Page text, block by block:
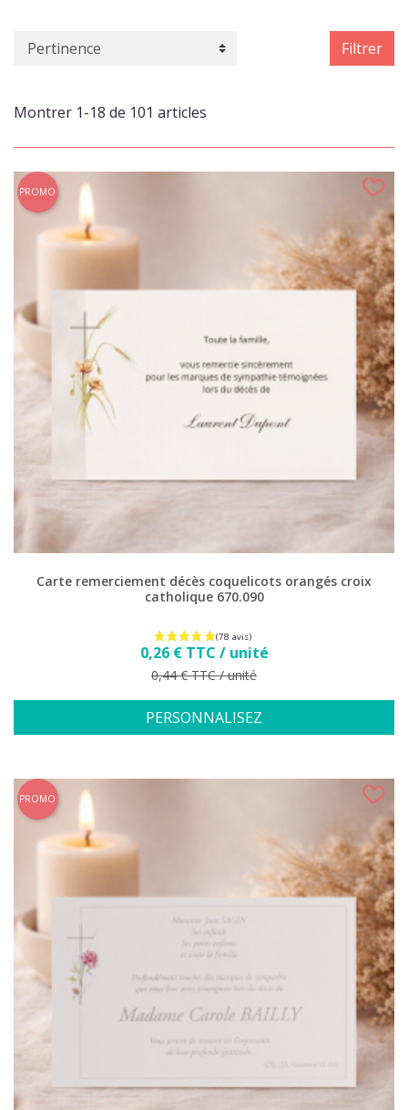
Filtrer
Montrer 1-18 de 101 articles
Carte remerciement décès coquelicots orangés croix
catholique 670.090
Prix
0,26 € TTC / unité
Prix de base
0,44 € TTC / unité
PERSONNALISEZ
PROMO
PROMO